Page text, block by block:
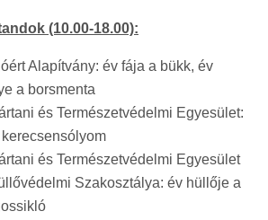
(10.00-18.00):
Alapítvány: év fája a bükk, év
a borsmenta
és Természetvédelmi Egyesület:
és Természetvédelmi Egyesület
Szakosztálya: év hüllője a